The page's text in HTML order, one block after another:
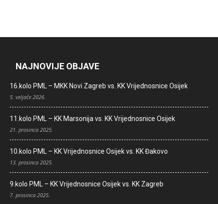
NAJNOVIJE OBJAVE
16.kolo PML – MKK Novi Zagreb vs. KK Vrijednosnice Osijek
5. veljače 2026.
11.kolo PML – KK Marsonija vs. KK Vrijednosnice Osijek
21. prosinca 2025.
10.kolo PML – KK Vrijednosnice Osijek vs. KK Đakovo
13. prosinca 2025.
9.kolo PML – KK Vrijednosnice Osijek vs. KK Zagreb
7. prosinca 2025.